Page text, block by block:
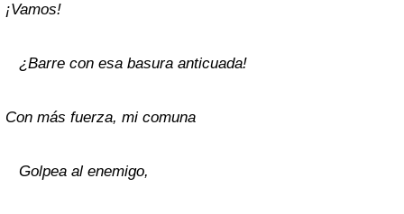
¡Vamos!
¿Barre con esa basura anticuada!
Con más fuerza, mi comuna
Golpea al enemigo,